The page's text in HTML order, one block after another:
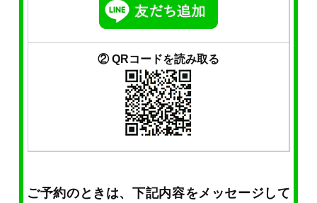
② QRコードを読み取る
ご予約のときは、下記内容をメッセージして